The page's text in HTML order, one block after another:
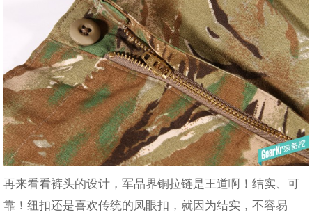
再来看看裤头的设计，军品界铜拉链是王道啊！结实、可
靠！纽扣还是喜欢传统的凤眼扣，就因为结实，不容易